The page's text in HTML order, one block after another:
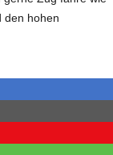
den hohen